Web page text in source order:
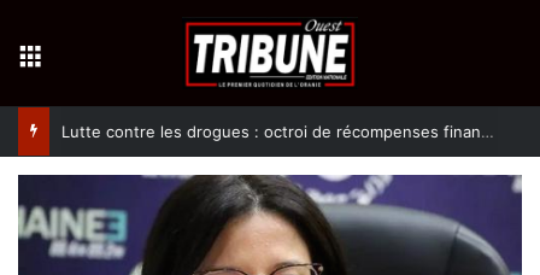
Lutte contre les drogues : octroi de récompenses financières aux dénonciateurs de trafiquants